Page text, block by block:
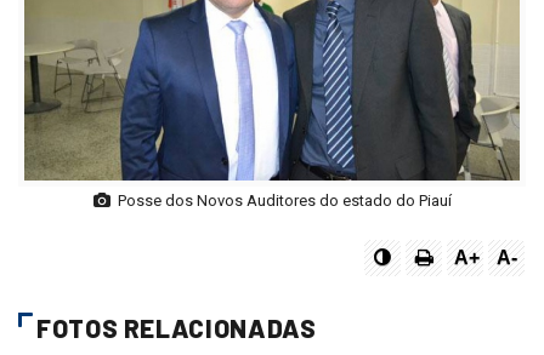
Posse dos Novos Auditores do estado do Piauí
A+ A-
FOTOS RELACIONADAS